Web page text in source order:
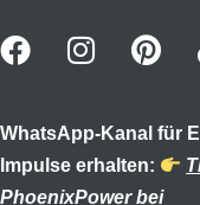
WhatsApp-Kanal für
Impulse erhalten:
PhoenixPower bei